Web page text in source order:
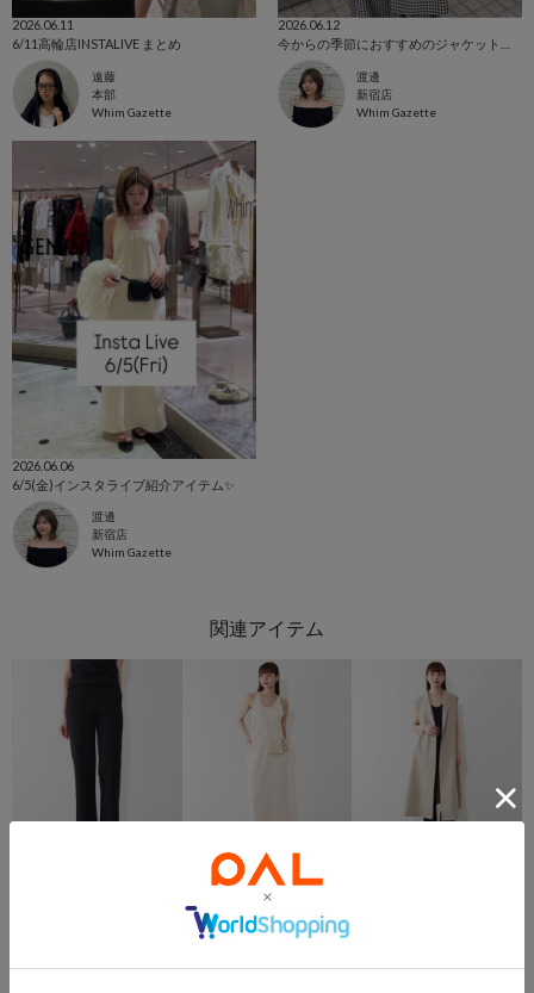
2026.06.11
6/11高輪店INSTALIVE まとめ
遠藤
本部
Whim Gazette
2026.06.12
渡邊
新宿店
Whim Gazette
2026.06.06
6/5(金)インスタライブ紹介アイテム✨️
渡邊
新宿店
Whim Gazette
Whim Gazette
¥39,600